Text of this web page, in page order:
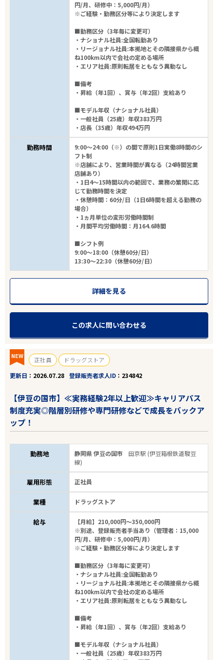
エリアで探す
雇用形態
こだわり条件
フリーワード
6 件
円/月、研修中：5,000円/月）
※ご経験・勤務区分等により決定します
■勤務区分（3年毎に変更可）
・ナショナル社員:全国転勤あり
・リージョナル社員:本拠地とその隣接県から概
ね100km以内で会社の定める場所
・エリア社員:原則転居をともなう異動なし
■備考
・昇給（年1回）、賞与（年2回）支給あり
■モデル年収（ナショナル社員）
・一般社員（25歳）年収383万円
・店長（35歳）年収494万円
勤務時間
9:00～24:00（※）の間で原則1日実働8時間のシ
フト制
※店舗により、営業時間が異なる（24時間営業
店舗あり）
・1日4～15時間以内の範囲で、業務の繁閑に応
じて勤務時間を決定
・休憩時間：60分/日（1日6時間を超える勤務の
場合）
・1ヵ月単位の変形労働時間制
・月間平均労働時間：月164.6時間
■シフト例
9:00～18:00（休憩60分/日）
13:30～22:30（休憩60分/日）
詳細を見る
この求人に問い合わせる
NEW 正社員
ドラッグストア
更新日
2026.07.28 登録販売者求人ID 234842
【伊豆の国市】≪実務経験2年以上歓迎≫キャリアパス
制度充実◎階層別研修や専門研修などで成長をバックア
ップ！
勤務地 静岡県 伊豆の国市田京駅 (伊豆箱根鉄道駿豆
線)
雇用形態 正社員
業種 ドラッグストア
給与
【月給】210,000円～350,000円
※別途、登録販売者手当あり（管理者：15,000
円/月、研修中：5,000円/月）
※ご経験・勤務区分等により決定します
■勤務区分（3年毎に変更可）
・ナショナル社員:全国転勤あり
・リージョナル社員:本拠地とその隣接県から概
ね100km以内で会社の定める場所
・エリア社員:原則転居をともなう異動なし
■備考
・昇給（年1回）、賞与（年2回）支給あり
■モデル年収（ナショナル社員）
・一般社員（25歳）年収383万円